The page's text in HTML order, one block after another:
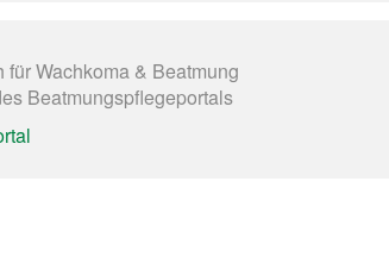
Wachkoma & Beatmung
Beatmungspflegeportals